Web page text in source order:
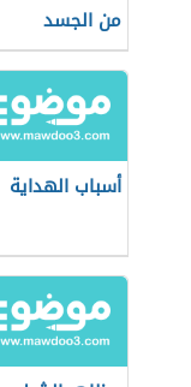
من الجسد
أسباب الهداية